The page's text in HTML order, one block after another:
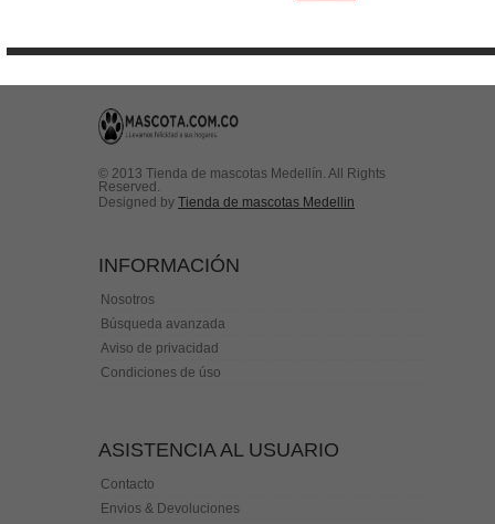
© 2013 Tienda de mascotas Medellín. All Rights
Reserved.
Designed by Tienda de mascotas Medellin
INFORMACIÓN
Nosotros
Búsqueda avanzada
Aviso de privacidad
Condiciones de úso
ASISTENCIA AL USUARIO
Contacto
Envios & Devoluciones